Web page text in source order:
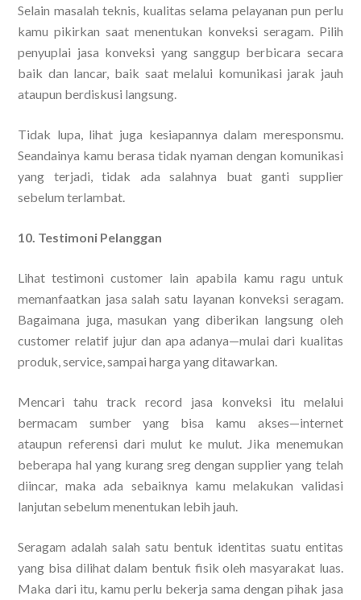
Selain masalah teknis, kualitas selama pelayanan pun perlu
kamu pikirkan saat menentukan konveksi seragam. Pilih
penyuplai jasa konveksi yang sanggup berbicara secara
baik dan lancar, baik saat melalui komunikasi jarak jauh
ataupun berdiskusi langsung.
Tidak lupa, lihat juga kesiapannya dalam meresponsmu.
Seandainya kamu berasa tidak nyaman dengan komunikasi
yang terjadi, tidak ada salahnya buat ganti supplier
sebelum terlambat.
10. Testimoni Pelanggan
Lihat testimoni customer lain apabila kamu ragu untuk
memanfaatkan jasa salah satu layanan konveksi seragam.
Bagaimana juga, masukan yang diberikan langsung oleh
customer relatif jujur dan apa adanya—mulai dari kualitas
produk, service, sampai harga yang ditawarkan.
Mencari tahu track record jasa konveksi itu melalui
bermacam sumber yang bisa kamu akses—internet
ataupun referensi dari mulut ke mulut. Jika menemukan
beberapa hal yang kurang sreg dengan supplier yang telah
diincar, maka ada sebaiknya kamu melakukan validasi
lanjutan sebelum menentukan lebih jauh.
Seragam adalah salah satu bentuk identitas suatu entitas
yang bisa dilihat dalam bentuk fisik oleh masyarakat luas.
Maka dari itu, kamu perlu bekerja sama dengan pihak jasa